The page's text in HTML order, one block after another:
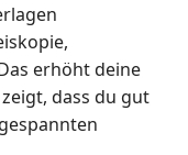
erhöht deine
dass du gut